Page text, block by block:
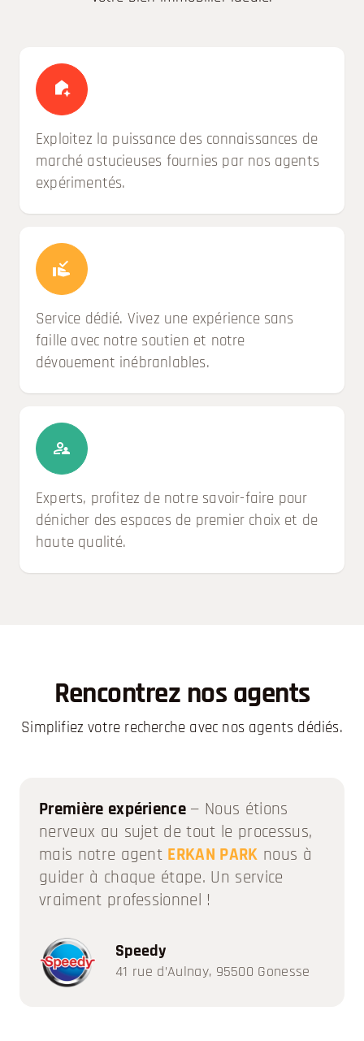
Exploitez la puissance des connaissances de
marché astucieuses fournies par nos agents
expérimentés.
Service dédié. Vivez une expérience sans
faille avec notre soutien et notre
dévouement inébranlables.
Experts, profitez de notre savoir-faire pour
dénicher des espaces de premier choix et de
haute qualité.
Rencontrez nos agents
Simplifiez votre recherche avec nos agents dédiés.
Première expérience — Nous étions
nerveux au sujet de tout le processus,
mais notre agent ERKAN PARK nous à
guider à chaque étape. Un service
vraiment professionnel !
Speedy
41 rue d’Aulnay, 95500 Gonesse